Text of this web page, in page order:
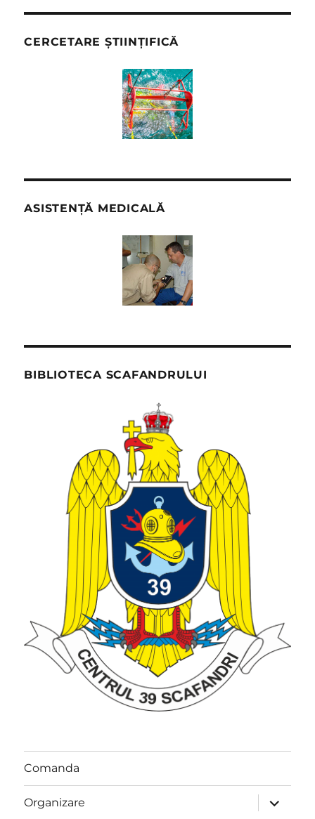
CERCETARE ȘTIINȚIFICĂ
ASISTENȚĂ MEDICALĂ
BIBLIOTECA SCAFANDRULUI
Comanda
Organizare
extinde
meniul